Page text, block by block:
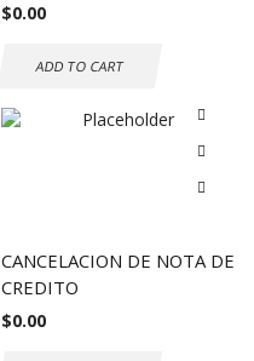
$0.00
ADD TO CART
CANCELACION DE NOTA DE
CREDITO
$0.00